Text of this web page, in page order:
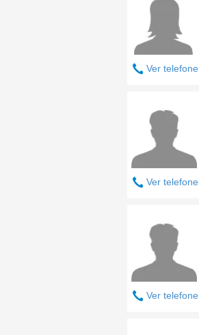
Ver telefone
Ver telefone
Ver telefone